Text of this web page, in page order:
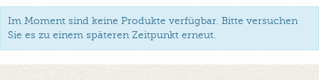
Im Moment sind keine Produkte verfügbar. Bitte versuchen
Sie es zu einem späteren Zeitpunkt erneut.